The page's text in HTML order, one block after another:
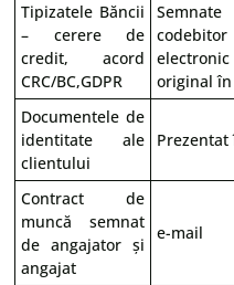
Tipizatele Băncii
– cerere de
credit, acord
CRC/BC,GDPR
original
Documentele de
identitate ale
clientului
Contract de
muncă semnat
de angajator și
angajat
e-mail